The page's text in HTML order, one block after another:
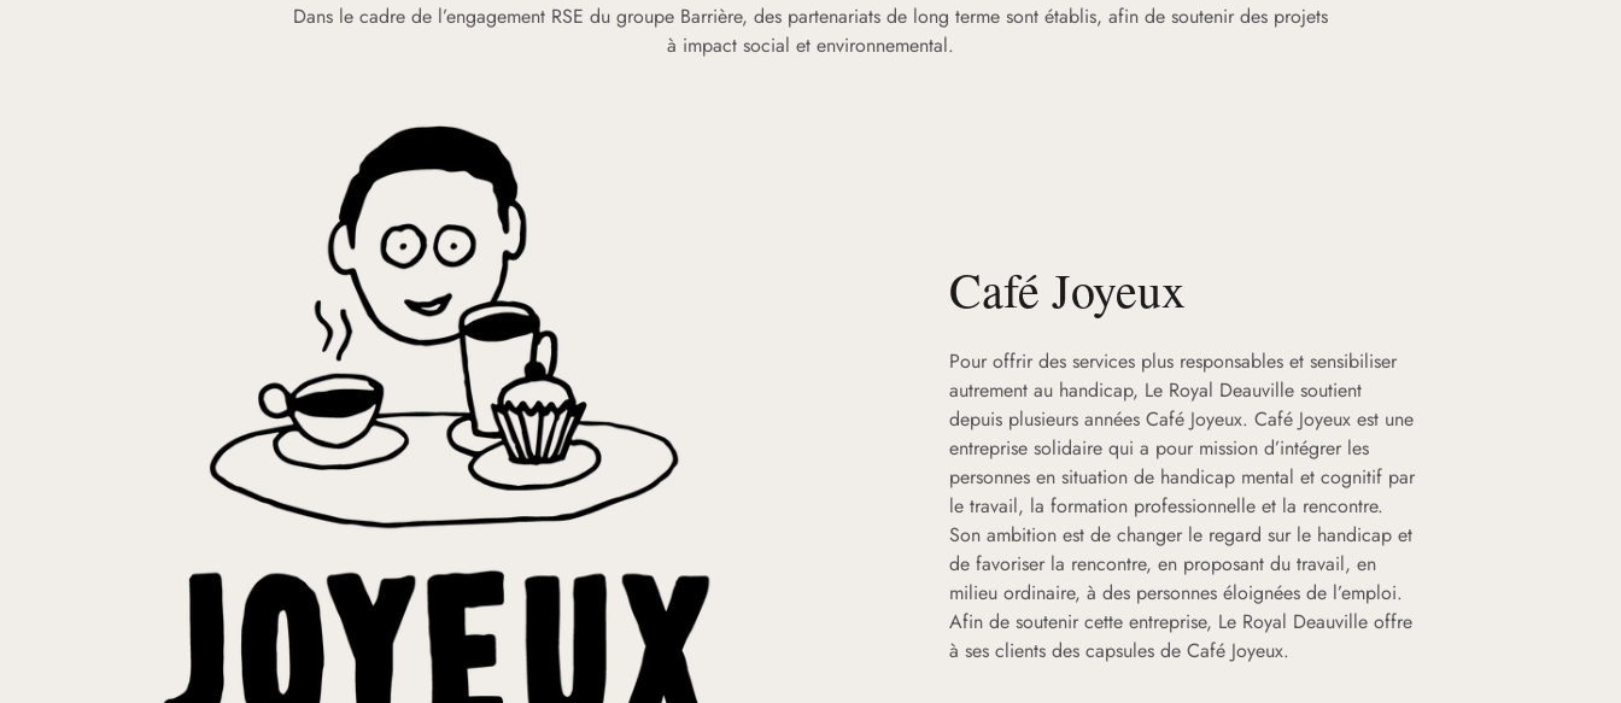
Dans le cadre de l’engagement RSE du groupe Barrière, des partenariats de long terme sont établis, afin de soutenir des projets
à impact social et environnemental.
Café Joyeux
Pour offrir des services plus responsables et sensibiliser
autrement au handicap, Le Royal Deauville soutient
depuis plusieurs années Café Joyeux. Café Joyeux est une
entreprise solidaire qui a pour mission d’intégrer les
personnes en situation de handicap mental et cognitif par
le travail, la formation professionnelle et la rencontre.
Son ambition est de changer le regard sur le handicap et
de favoriser la rencontre, en proposant du travail, en
milieu ordinaire, à des personnes éloignées de l’emploi.
Afin de soutenir cette entreprise, Le Royal Deauville offre
à ses clients des capsules de Café Joyeux.